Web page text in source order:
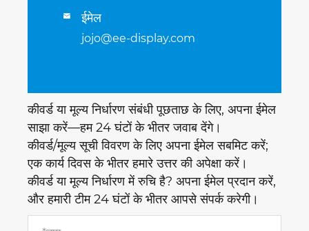
 ईमेल
jojo@ee-display.com
कीवर्ड या मूल्य निर्धारण संबंधी पूछताछ के लिए, अपना ईमेल
साझा करें—हम 24 घंटों के भीतर जवाब देंगे।
कीवर्ड/मूल्य सूची विवरण के लिए अपना ईमेल सबमिट करें;
एक कार्य दिवस के भीतर हमारे उत्तर की अपेक्षा करें।
कीवर्ड या मूल्य निर्धारण में रुचि है? अपना ईमेल प्रदान करें,
और हमारी टीम 24 घंटों के भीतर आपसे संपर्क करेगी।